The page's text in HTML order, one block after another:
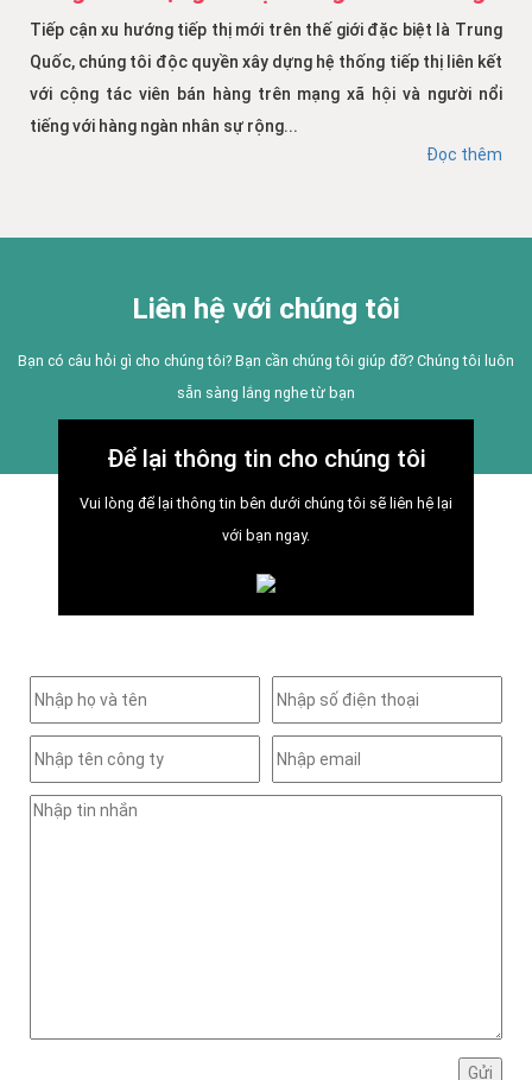
Tiếp cận xu hướng tiếp thị mới trên thế giới đặc biệt là Trung
Quốc, chúng tôi độc quyền xây dựng hệ thống tiếp thị liên kết
với cộng tác viên bán hàng trên mạng xã hội và người nổi
tiếng với hàng ngàn nhân sự rộng...
Đọc thêm
Liên hệ với chúng tôi
Bạn có câu hỏi gì cho chúng tôi? Bạn cần chúng tôi giúp đỡ? Chúng tôi luôn
sẵn sàng lắng nghe từ bạn
Để lại thông tin cho chúng tôi
Vui lòng để lại thông tin bên dưới chúng tôi sẽ liên hệ lại
với bạn ngay.